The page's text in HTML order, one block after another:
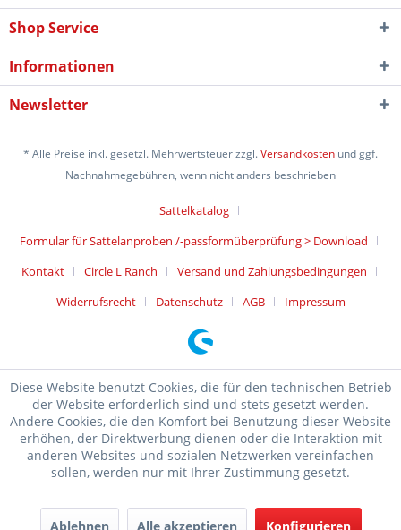
Shop Service
Informationen
Newsletter
* Alle Preise inkl. gesetzl. Mehrwertsteuer zzgl.Versandkosten und ggf.
Nachnahmegebühren, wenn nicht anders beschrieben
Sattelkatalog
Formular für Sattelanproben /-passformüberprüfung > Download
Kontakt
Circle L Ranch
Versand und Zahlungsbedingungen
Widerrufsrecht
Datenschutz AGB Impressum
Diese Website benutzt Cookies, die für den technischen Betrieb
der Website erforderlich sind und stets gesetzt werden.
Andere Cookies, die den Komfort bei Benutzung dieser Website
erhöhen, der Direktwerbung dienen oder die Interaktion mit
anderen Websites und sozialen Netzwerken vereinfachen
sollen, werden nur mit Ihrer Zustimmung gesetzt.
Ablehnen Alle akzeptieren Konfigurieren